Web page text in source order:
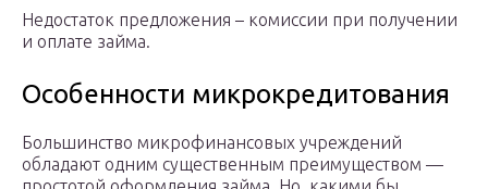
Недостаток предложения – комиссии при получении
и оплате займа.
Особенности микрокредитования
Большинство микрофинансовых учреждений
обладают одним существенным преимуществом —